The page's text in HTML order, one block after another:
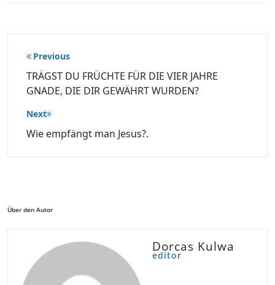
Beitragsnavigation
Previous
TRÄGST DU FRÜCHTE FÜR DIE VIER JAHRE
GNADE, DIE DIR GEWÄHRT WURDEN?
Next
Wie empfängt man Jesus?.
Über den Autor
Dorcas Kulwa
editor